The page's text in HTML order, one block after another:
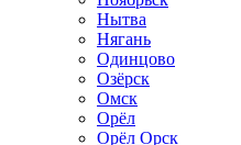
Нытва
Нягань
Одинцово
Озёрск
Омск
Орёл
Орёл Орск